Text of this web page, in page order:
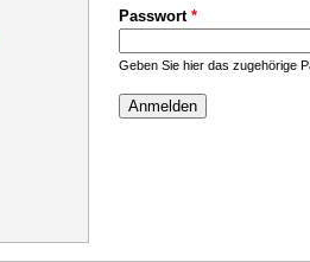
Passwort *
Geben Sie hier das zugehörige